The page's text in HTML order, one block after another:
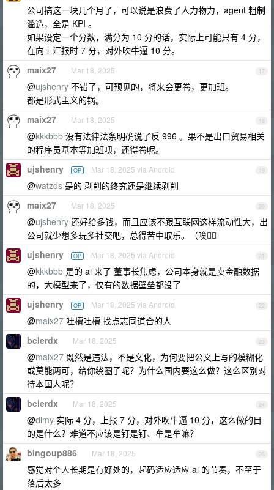
公司搞这一块几个月了，可以说是浪费了人力物力，agent 粗制
滥造，全是 KPI 。
如果设定一个分数，满分为 10 分的话，实际上可能只有 4 分，
在向上汇报时 7 分，对外吹牛逼 10 分。
17
maix27 Mar 18, 2025
@ujshenry 不错了，可预见的，将来会更卷，更加班。
都是形式主义的锅。
18
maix27 Mar 18, 2025
@kkkbbb 没有法律法条明确说了反 996 。果不是出口贸易相关
的程序员基本等加班呗，还得卷呢。
19
ujshenry OP Mar 18, 2025 via Android
@watzds 是的 剥削的终究还是继续剥削
20
maix27 Mar 18, 2025
@ujshenry 还好给多钱，而且应该不跟互联网这样流动性大，出
公司就少想多玩多社交吧，总得苦中取乐。（唉😮‍💨
21
ujshenry OP Mar 18, 2025 via Android
@kkkbbb 是的 ai 来了 董事长焦虑，公司本身就是卖金融数据
的，大模型来了，仅有的数据壁垒都没了
22
ujshenry OP Mar 18, 2025 via Android
@maix27 吐槽吐槽 找点志同道合的人
23
bclerdx Mar 18, 2025
@maix27 既然是违法，不是文化，为何要把公文上写的模糊化
或莫能两可，给你绕圈子呢？为什么国内要这么做？这么区别对
待本国人呢？
24
bclerdx Mar 18, 2025
@dlmy 实际 4 分，上报 7 分，对外吹牛逼 10 分，这么做的目
的是什么？难道不应该是钉是钉、牟是牟嘛？
25
bingoup886 Mar 18, 2025
感觉对个人长期是有好处的，起码适应适应 ai 的节奏，不至于
落后太多